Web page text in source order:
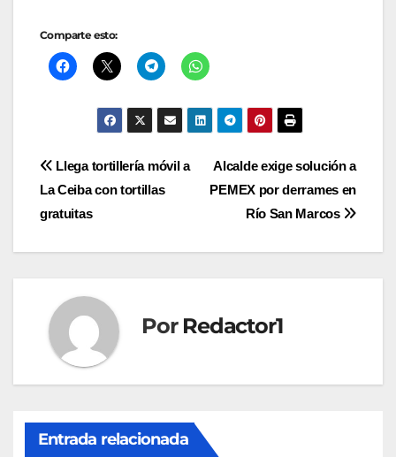
Comparte esto:
Navegación
de
entradas
Alcalde exige solución a
PEMEX por derrames en
Río San Marcos
Llega tortillería móvil a
La Ceiba con tortillas
gratuitas
Por Redactor1
Entrada relacionada